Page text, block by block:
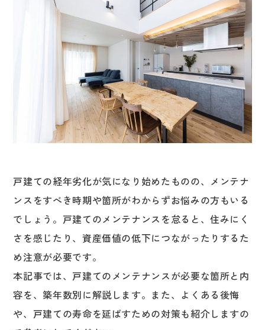
戸建ての経年劣化が気になり始めたものの、メンテナ
ンスをすべき時期や箇所がわからずお悩みの方もいる
でしょう。戸建てのメンテナンスを怠ると、住みにく
さを感じたり、資産価値の低下につながったりするた
め注意が必要です。
本記事では、戸建てのメンテナンスが必要な箇所と内
容を、築年数別に解説します。また、よくある後悔
や、戸建ての寿命を延ばすための対策も紹介しますの